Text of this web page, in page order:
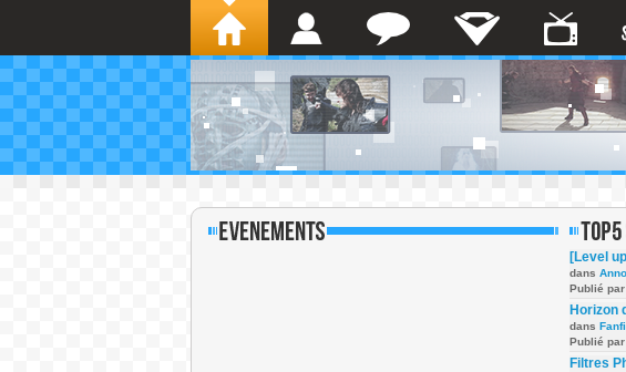
[Level
dans
Publié par
Horizon
dans
Publié par
Filtres